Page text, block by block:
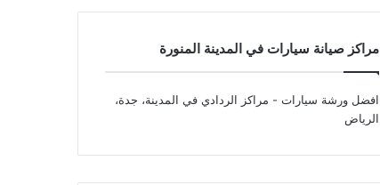
مراكز صيانة سيارات في المدينة المنورة
افضل ورشة سيارات - مراكز الردادي في المدينة، جدة،
الرياض